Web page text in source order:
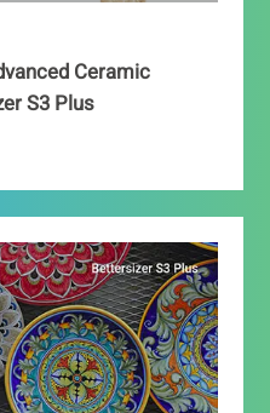
added with low-ester
structure at 95 °C
(37%). These results will
based products by
degree.
Ceramic
S3 Plus